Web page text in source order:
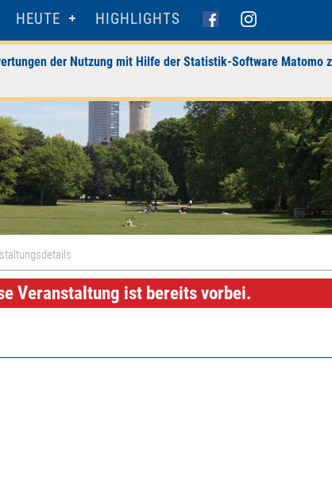
HEUTE HIGHLIGHTS
der Nutzung mit Hilfe der Statistik-Software
Veranstaltung ist bereits vorbei.